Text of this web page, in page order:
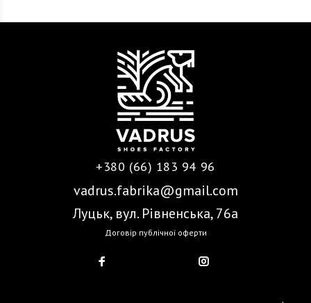
+380 (66) 183 94 96
vadrus.fabrika@gmail.com
Луцьк, вул. Рівненська, 76а
Договір публічної оферти